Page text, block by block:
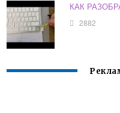
КАК
2882